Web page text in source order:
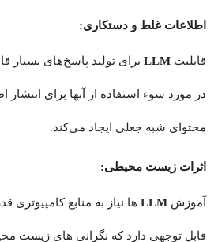
اطلاعات غلط و دستکاری:
قابلیت LLM برای تولید پاسخ‌های بسیار
در مورد سوء استفاده از آنها برای انتشار
محتوای شبه جعلی ایجاد می‌کند.
اثرات زیست محیطی:
آموزش LLM ها نیاز به منابع
قابل توجهی دارد که نگرانی های زیست